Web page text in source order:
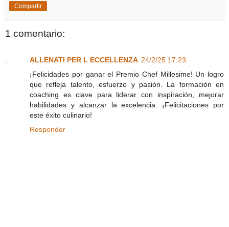
Compartir
1 comentario:
ALLENATI PER L ECCELLENZA 24/2/25 17:23
¡Felicidades por ganar el Premio Chef Millesime! Un logro
que refleja talento, esfuerzo y pasión. La formación en
coaching es clave para liderar con inspiración, mejorar
habilidades y alcanzar la excelencia. ¡Felicitaciones por
este éxito culinario!
Responder